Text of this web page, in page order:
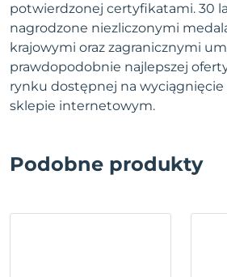
potwierdzonej certyfikatami. 30
nagrodzone niezliczonymi
krajowymi oraz zagranicznymi
prawdopodobnie najlepszej
rynku dostępnej na wyciągnięcie
sklepie internetowym.
Podobne produkty